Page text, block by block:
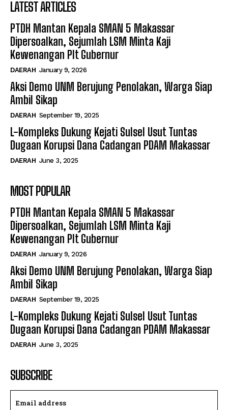
LATEST ARTICLES
PTDH Mantan Kepala SMAN 5 Makassar
Dipersoalkan, Sejumlah LSM Minta Kaji
Kewenangan Plt Gubernur
DAERAH January 9, 2026
Aksi Demo UNM Berujung Penolakan, Warga Siap
Ambil Sikap
DAERAH September 19, 2025
L-Kompleks Dukung Kejati Sulsel Usut Tuntas
Dugaan Korupsi Dana Cadangan PDAM Makassar
DAERAH June 3, 2025
MOST POPULAR
PTDH Mantan Kepala SMAN 5 Makassar
Dipersoalkan, Sejumlah LSM Minta Kaji
Kewenangan Plt Gubernur
DAERAH January 9, 2026
Aksi Demo UNM Berujung Penolakan, Warga Siap
Ambil Sikap
DAERAH September 19, 2025
L-Kompleks Dukung Kejati Sulsel Usut Tuntas
Dugaan Korupsi Dana Cadangan PDAM Makassar
DAERAH June 3, 2025
SUBSCRIBE